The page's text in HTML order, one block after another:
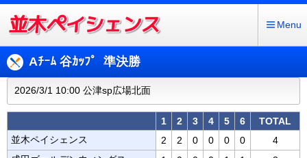
Menu
Aﾁｰﾑ 谷ｶｯﾌﾟ 準決勝
2026/3/1 10:00 公津sp広場北面
1 2 3 4 5 6
TOTAL
並木ペイシェンス
2 2 0 0 0 0
4